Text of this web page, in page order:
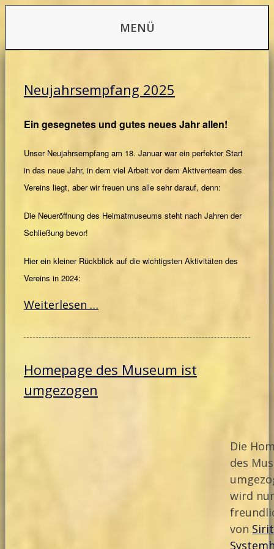
springen
MENÜ
Neujahrsempfang 2025
Ein gesegnetes und gutes neues Jahr allen!
Unser Neujahrsempfang am 18. Januar war ein perfekter Start
in das neue Jahr, in dem viel Arbeit vor dem Aktiventeam des
Vereins liegt, aber wir freuen uns alle sehr darauf, denn:
Die Neueröffnung des Heimatmuseums steht nach Jahren der
Schließung bevor!
Hier ein kleiner Rückblick auf die wichtigsten Aktivitäten des
Vereins in 2024:
Weiterlesen …
Homepage des Museum ist
umgezogen
Die
des
wird
von Sirit